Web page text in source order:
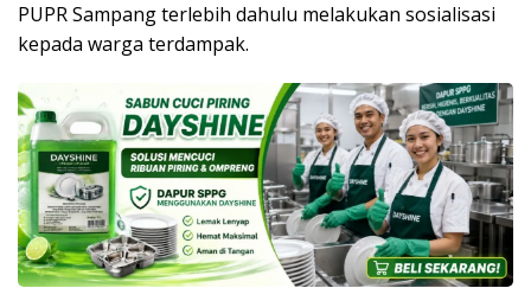
PUPR Sampang terlebih dahulu melakukan sosialisasi
kepada warga terdampak.